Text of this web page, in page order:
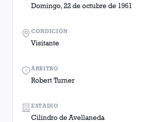
Domingo, 22 de octubre de 1961
ÁRBITRO
Robert Turner
CONDICIÓN
Visitante
ESTADIO
Cilindro de Avellaneda